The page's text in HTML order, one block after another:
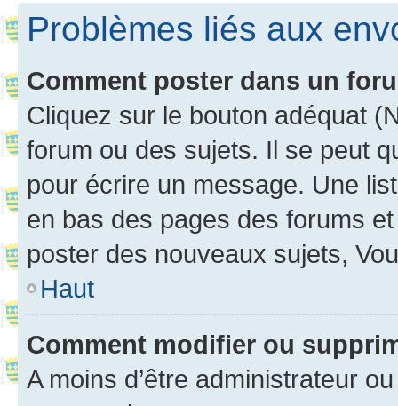
Problèmes liés aux
Comment poster dans un
Cliquez sur le bouton adéquat
forum ou des sujets. Il se peut
pour écrire un message. Une
en bas des pages des forums
poster des nouveaux sujets,
Haut
Comment modifier ou
A moins d’être administrateur